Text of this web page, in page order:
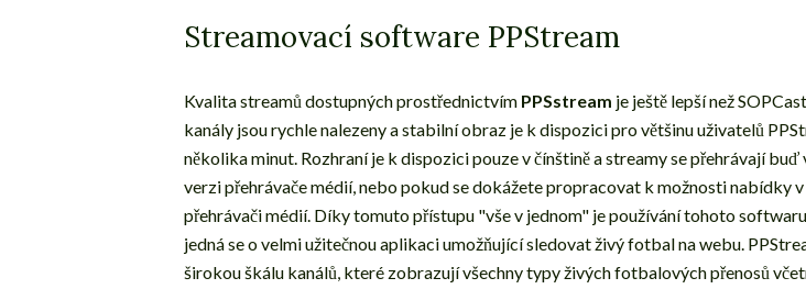
Streamovací software PPStream
Kvalita streamů dostupných prostřednictvím PPSstream je ještě lepší než
kanály jsou rychle nalezeny a stabilní obraz je k dispozici pro většinu uživatelů
několika minut. Rozhraní je k dispozici pouze v čínštině a streamy se přehrávají buď
verzi přehrávače médií, nebo pokud se dokážete propracovat k možnosti nabídky
přehrávači médií. Díky tomuto přístupu "vše v jednom" je používání tohoto
jedná se o velmi užitečnou aplikaci umožňující sledovat živý fotbal na webu.
širokou škálu kanálů, které zobrazují všechny typy živých fotbalových přenosů